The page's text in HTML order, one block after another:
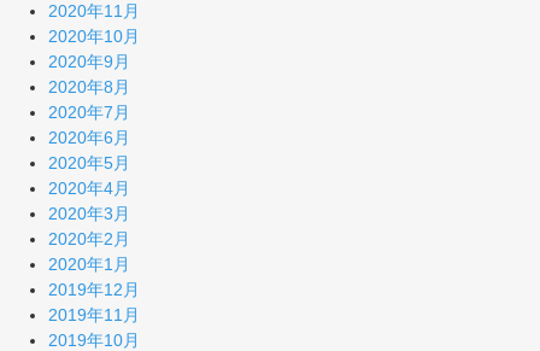
2020年11月
2020年10月
2020年9月
2020年8月
2020年7月
2020年6月
2020年5月
2020年4月
2020年3月
2020年2月
2020年1月
2019年12月
2019年11月
2019年10月